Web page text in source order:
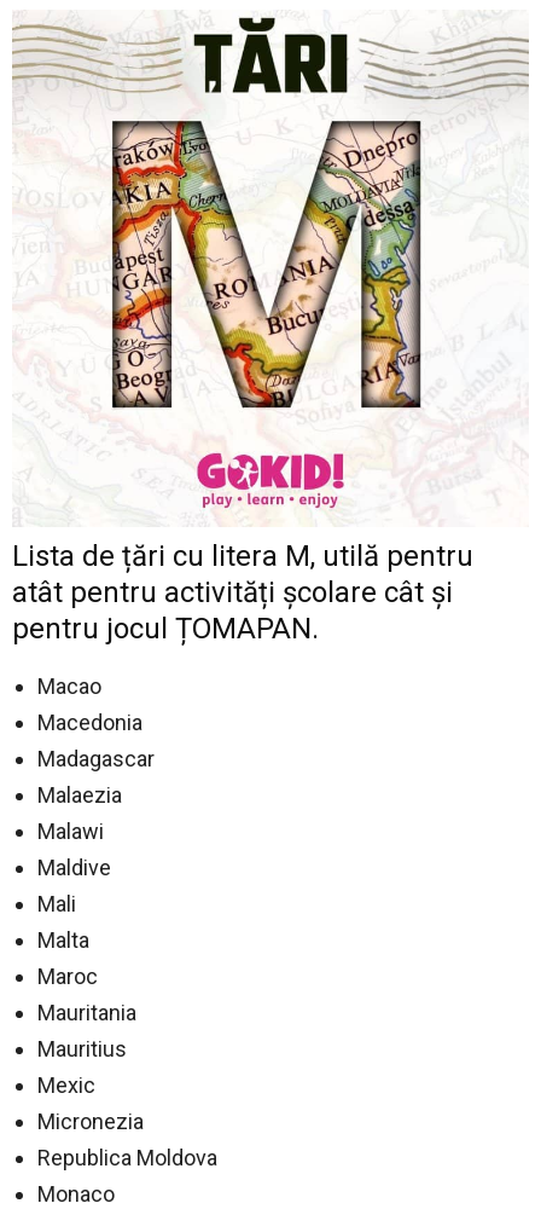
Lista de țări cu litera M, utilă pentru
atât pentru activități școlare cât și
pentru jocul ȚOMAPAN.
Macao
Macedonia
Madagascar
Malaezia
Malawi
Maldive
Mali
Malta
Maroc
Mauritania
Mauritius
Mexic
Micronezia
Republica Moldova
Monaco